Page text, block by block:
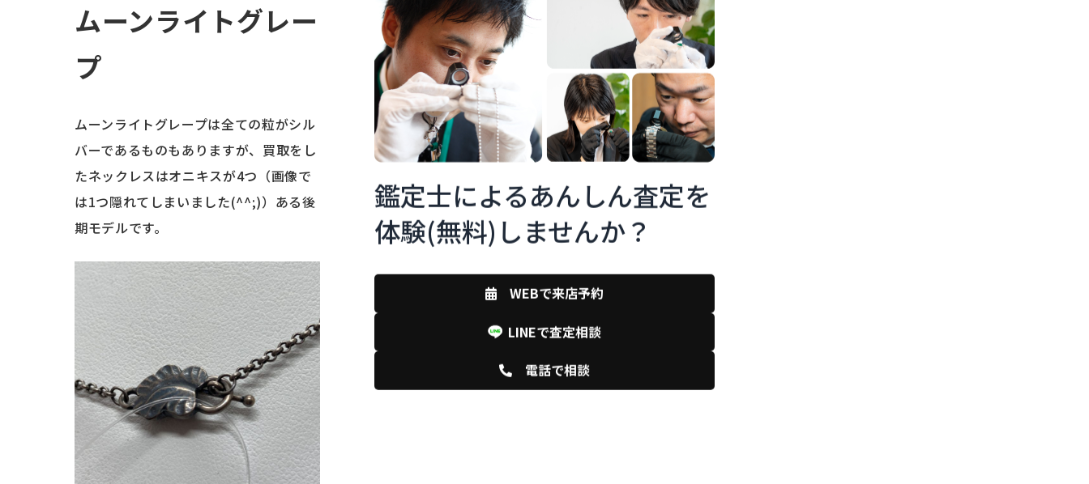
ムーンライトグレー
プ
ムーンライトグレープは全ての粒がシル
バーであるものもありますが、買取をし
たネックレスはオニキスが4つ（画像で
は1つ隠れてしまいました(^^;)）ある後
期モデルです。
鑑定士によるあんしん査定を
体験(無料)しませんか？
WEBで来店予約
LINEで査定相談
電話で相談